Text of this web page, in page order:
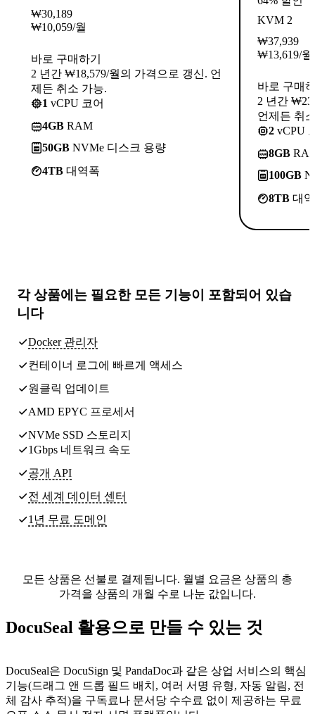
₩30,189
₩10,059/월
바로 구매하기
2 년간 ₩18,579/월의 가격으로 갱신. 언
제든 취소 가능.
1 vCPU 코어
4GB RAM
50GB NVMe 디스크 용량
4TB 대역폭
KVM 2
₩37,939
₩13,619/월
바로 구매
2 년간
언제든 취
2 vCPU
8GB
100GB
8TB 대
각 상품에는 필요한 모든 기능이 포함되어 있습
니다
Docker 관리자
컨테이너 로그에 빠르게 액세스
원클릭 업데이트
AMD EPYC 프로세서
NVMe SSD 스토리지
1Gbps 네트워크 속도
공개 API
전 세계 데이터 센터
1년 무료 도메인
모든 상품은 선불로 결제됩니다. 월별 요금은 상품의 총
가격을 상품의 개월 수로 나눈 값입니다.
DocuSeal 활용으로 만들 수 있는 것
DocuSeal은 DocuSign 및 PandaDoc과 같은 상업 서비스의 핵심
기능(드래그 앤 드롭 필드 배치, 여러 서명 유형, 자동 알림, 전
체 감사 추적)을 구독료나 문서당 수수료 없이 제공하는 무료